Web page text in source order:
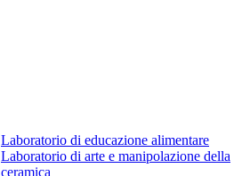
Laboratorio di educazione alimentare
Laboratorio di arte e manipolazione della
ceramica